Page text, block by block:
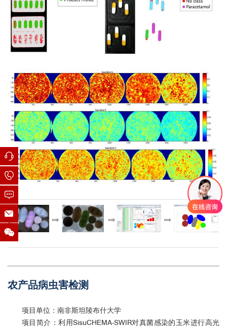
农产品病虫害检测
项目单位：南非斯坦陵布什大学
项目简介：利用SisuCHEMA-SWIR对真菌感染的玉米进行高光
1 1 1
2